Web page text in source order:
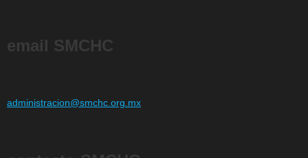
email SMCHC
administracion@smchc.org.mx